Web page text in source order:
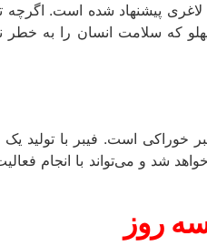
پیشنهاد شده است.
که سلامت انسان را به
خوراکی است. فیبر با
و می‌تواند با انجام